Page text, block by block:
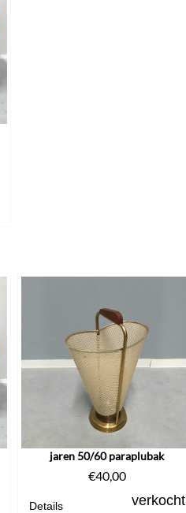
jaren 50/60 paraplubak
€40,00
Details verkocht